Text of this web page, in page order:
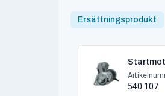
Ersättningsprodukt
540 107